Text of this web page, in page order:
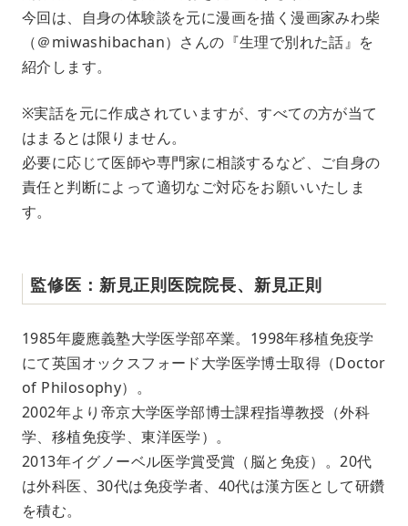
今回は、自身の体験談を元に漫画を描く漫画家みわ柴
（＠miwashibachan）さんの『生理で別れた話』を
紹介します。
※実話を元に作成されていますが、すべての方が当て
はまるとは限りません。
必要に応じて医師や専門家に相談するなど、ご自身の
責任と判断によって適切なご対応をお願いいたしま
す。
監修医：新見正則医院院長、新見正則
1985年慶應義塾大学医学部卒業。1998年移植免疫学
にて英国オックスフォード大学医学博士取得（Doctor
of Philosophy）。
2002年より帝京大学医学部博士課程指導教授（外科
学、移植免疫学、東洋医学）。
2013年イグノーベル医学賞受賞（脳と免疫）。20代
は外科医、30代は免疫学者、40代は漢方医として研鑽
を積む。